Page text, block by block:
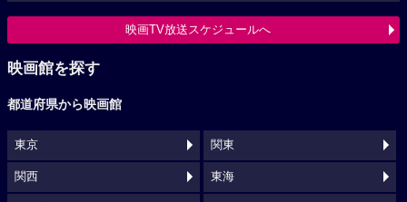
映画TV放送スケジュールへ
映画館を探す
都道府県から映画館
東京 関東
関西 東海